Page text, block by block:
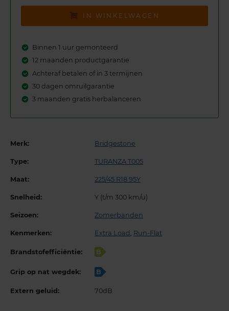
IN WINKELWAGEN
Binnen 1 uur gemonteerd
12 maanden productgarantie
Achteraf betalen of in 3 termijnen
30 dagen omruilgarantie
3 maanden gratis herbalanceren
Merk: Bridgestone
Type: TURANZA T005
Maat: 225/45 R18 95Y
Snelheid: Y (t/m 300 km/u)
Seizoen: Zomerbanden
Kenmerken: Extra Load Run-Flat
Brandstofefficiëntie: B
Grip op nat wegdek: B
Extern geluid: 70dB